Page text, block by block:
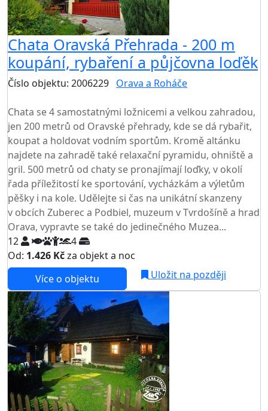
Chata Oravská Přehrada - 200 m
koupání, rybaření a půjčovna loďěk
Číslo objektu: 2006229 Orava a Roháče
Chata se 4 samostatnými ložnicemi a velkou zahradou,
jen 200 metrů od Oravské přehrady, kde se dá rybařit,
koupat a holdovat vodním sportům. Kromě altánku
najdete na zahradě také relaxační pyramidu, ohniště a
gril. 500 metrů od chaty se pronajímají loďky, v okolí
řada příležitostí ke sportování, vycházkám a výletům
pěšky i na kole. Udělejte si čas na unikátní skanzeny
v obcích Zuberec a Podbiel, muzeum v Tvrdošíně a hrad
Orava, vypravte se také do jedinečného Muzea...
12
4
Od: 1.426 Kčza objekt a noc
Více o objektu
Uložit na později